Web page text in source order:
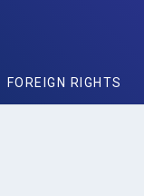
FOREIGN RIGHTS